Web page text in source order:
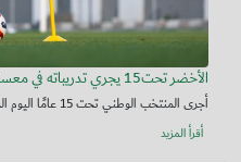
الأخضر تحت15 يجري تدريباته في معسكر أبها
أجرى المنتخب الوطني تحت 15 عامًا اليوم الخميس تدريباته ضمن معسكره الإع...
أقرأ المزيد